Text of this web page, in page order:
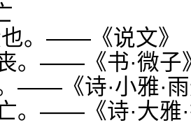
。——《说文》
。——《书·微子
——《诗·小雅·
。——《诗·大雅